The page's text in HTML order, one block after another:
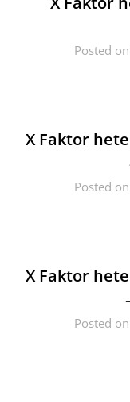
Posted
X Faktor
Posted
X Faktor
Posted